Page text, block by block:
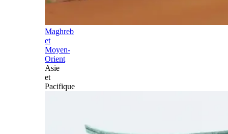
Maghreb
et
Moyen-
Orient
Asie
et
Pacifique